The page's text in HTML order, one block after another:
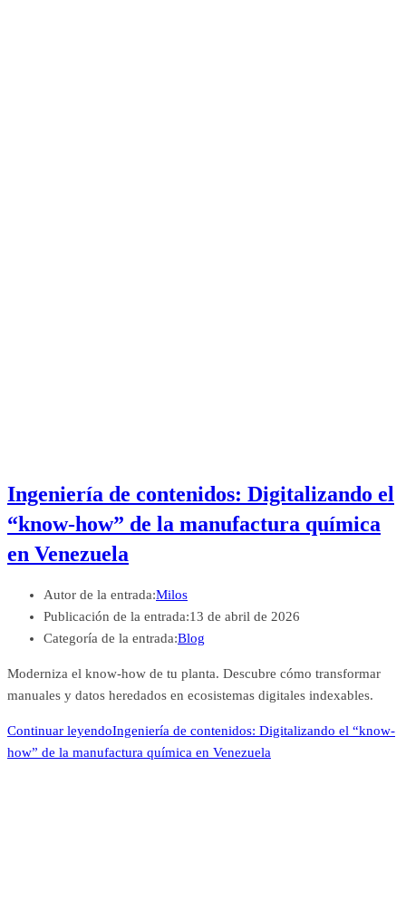
Ingeniería de contenidos: Digitalizando el
“know-how” de la manufactura química
en Venezuela
Autor de la entrada:Milos
Publicación de la entrada:13 de abril de 2026
Categoría de la entrada:Blog
Moderniza el know-how de tu planta. Descubre cómo transformar
manuales y datos heredados en ecosistemas digitales indexables.
Continuar leyendoIngeniería de contenidos: Digitalizando el “know-
how” de la manufactura química en Venezuela